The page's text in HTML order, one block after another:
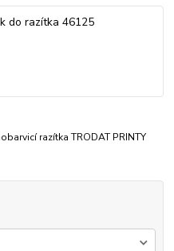
razítka TRODAT PRINTY